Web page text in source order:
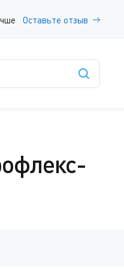
Оставьте отзыв